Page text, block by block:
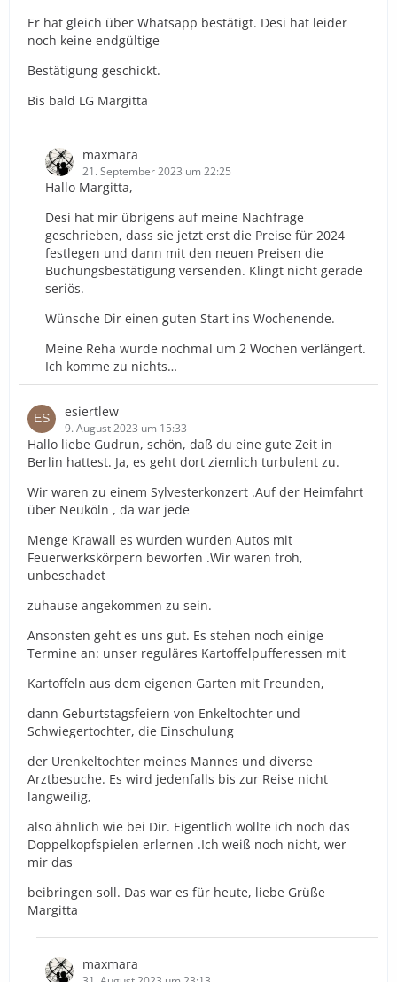
Er hat gleich über Whatsapp bestätigt. Desi hat leider
noch keine endgültige
Bestätigung geschickt.
Bis bald LG Margitta
maxmara
21. September 2023 um 22:25
Hallo Margitta,
Desi hat mir übrigens auf meine Nachfrage
geschrieben, dass sie jetzt erst die Preise für 2024
festlegen und dann mit den neuen Preisen die
Buchungsbestätigung versenden. Klingt nicht gerade
seriös.
Wünsche Dir einen guten Start ins Wochenende.
Meine Reha wurde nochmal um 2 Wochen verlängert.
Ich komme zu nichts…
esiertlew
9. August 2023 um 15:33
Hallo liebe Gudrun, schön, daß du eine gute Zeit in
Berlin hattest. Ja, es geht dort ziemlich turbulent zu.
Wir waren zu einem Sylvesterkonzert .Auf der Heimfahrt
über Neuköln , da war jede
Menge Krawall es wurden wurden Autos mit
Feuerwerkskörpern beworfen .Wir waren froh,
unbeschadet
zuhause angekommen zu sein.
Ansonsten geht es uns gut. Es stehen noch einige
Termine an: unser reguläres Kartoffelpufferessen mit
Kartoffeln aus dem eigenen Garten mit Freunden,
dann Geburtstagsfeiern von Enkeltochter und
Schwiegertochter, die Einschulung
der Urenkeltochter meines Mannes und diverse
Arztbesuche. Es wird jedenfalls bis zur Reise nicht
langweilig,
also ähnlich wie bei Dir. Eigentlich wollte ich noch das
Doppelkopfspielen erlernen .Ich weiß noch nicht, wer
mir das
beibringen soll. Das war es für heute, liebe Grüße
Margitta
maxmara